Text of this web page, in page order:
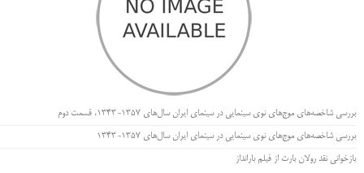
بررسی شاخصه‌های موج‌های نوی سینمایی در سینمای ایران سال‌های 1357-1343، قسمت دوم
بررسی شاخصه‌های موج‌های نوی سینمایی در سینمای ایران سال‌های 1357-1343
بازخوانی نقد رولان بارت از فیلم بارانداز